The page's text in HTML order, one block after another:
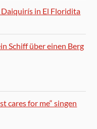
in El Floridita
Schiff über einen Berg
cares for me“ singen